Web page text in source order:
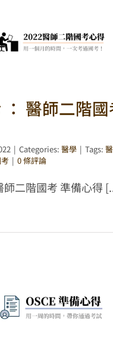
醫師二階
| Categories: 醫學 | Tags:
| 0 條評論
師二階國考 準備心得